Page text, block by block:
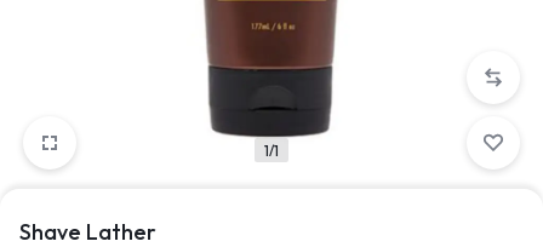
1/1
Shave Lather